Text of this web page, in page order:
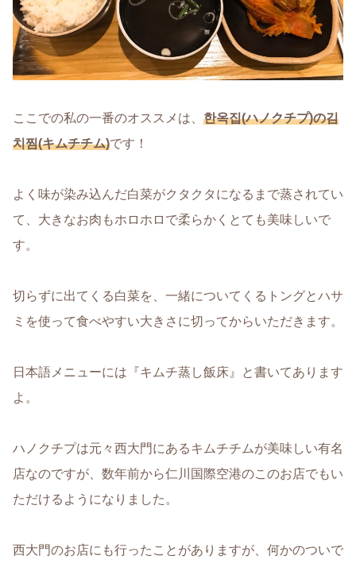
ここでの私の一番のオススメは、 한옥집(ハノクチプ)の김
치찜(キムチチム)です！
よく味が染み込んだ白菜がクタクタになるまで蒸されてい
て、大きなお肉もホロホロで柔らかくとても美味しいで
す。
切らずに出てくる白菜を、一緒についてくるトングとハサ
ミを使って食べやすい大きさに切ってからいただきます。
日本語メニューには『キムチ蒸し飯床』と書いてあります
よ。
ハノクチプは元々西大門にあるキムチチムが美味しい有名
店なのですが、数年前から仁川国際空港のこのお店でもい
ただけるようになりました。
西大門のお店にも行ったことがありますが、何かのついで